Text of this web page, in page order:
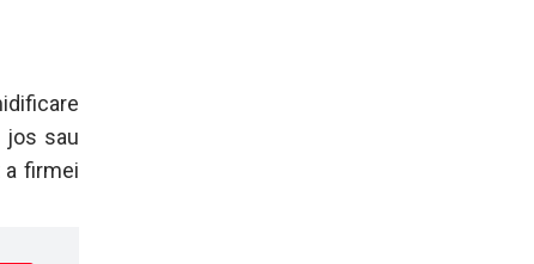
jos sau
firmei